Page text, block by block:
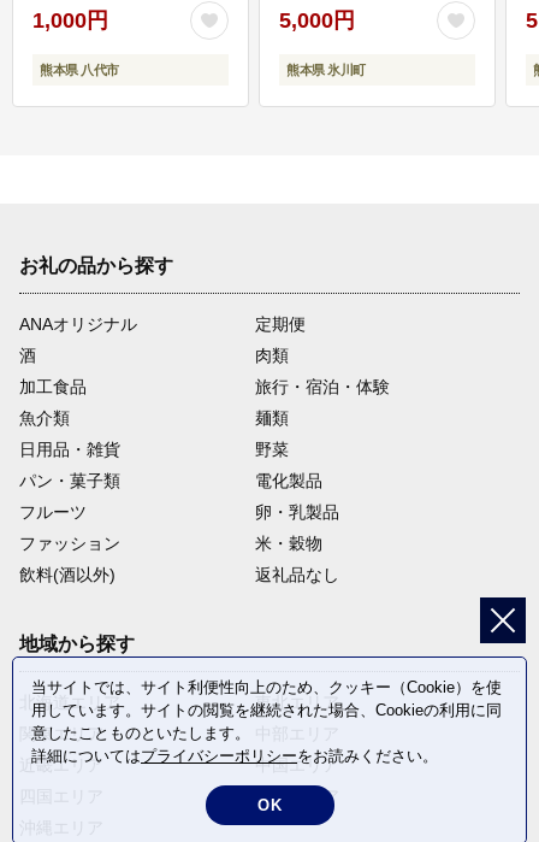
1,000円
熊本県 八代市
5,000円
熊本県 氷川町
お礼の品から探す
ANAオリジナル
定期便
酒
肉類
加工食品
旅行・宿泊・体験
魚介類
麺類
日用品・雑貨
野菜
パン・菓子類
電化製品
フルーツ
卵・乳製品
ファッション
米・穀物
飲料(酒以外)
返礼品なし
地域から探す
北海道エリア
関東エリア
近畿エリア
東北エリア
中国エリア
九州エリア
当サイトでは、サイト利便性向上のため、クッキー（Cookie）を使
用しています。サイトの閲覧を継続された場合、Cookieの利用に同
意したことものといたします。
詳細についてはプライバシーポリシーをお読みください。
OK